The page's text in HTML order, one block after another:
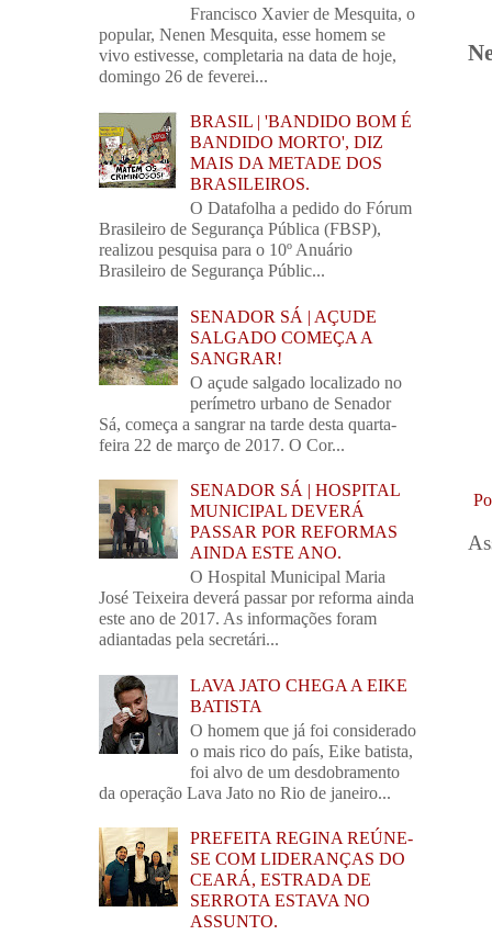
Francisco Xavier de Mesquita, o
popular, Nenen Mesquita, esse homem se
vivo estivesse, completaria na data de hoje,
domingo 26 de feverei...
BRASIL | 'BANDIDO BOM É
BANDIDO MORTO', DIZ
MAIS DA METADE DOS
BRASILEIROS.
O Datafolha a pedido do Fórum
Brasileiro de Segurança Pública (FBSP),
realizou pesquisa para o 10º Anuário
Brasileiro de Segurança Públic...
SENADOR SÁ | AÇUDE
SALGADO COMEÇA A
SANGRAR!
O açude salgado localizado no
perímetro urbano de Senador
Sá, começa a sangrar na tarde desta quarta-
feira 22 de março de 2017. O Cor...
SENADOR SÁ | HOSPITAL
MUNICIPAL DEVERÁ
PASSAR POR REFORMAS
AINDA ESTE ANO.
O Hospital Municipal Maria
José Teixeira deverá passar por reforma ainda
este ano de 2017. As informações foram
adiantadas pela secretári...
LAVA JATO CHEGA A EIKE
BATISTA
O homem que já foi considerado
o mais rico do país, Eike batista,
foi alvo de um desdobramento
da operação Lava Jato no Rio de janeiro...
PREFEITA REGINA REÚNE-
SE COM LIDERANÇAS DO
CEARÁ, ESTRADA DE
SERROTA ESTAVA NO
ASSUNTO.